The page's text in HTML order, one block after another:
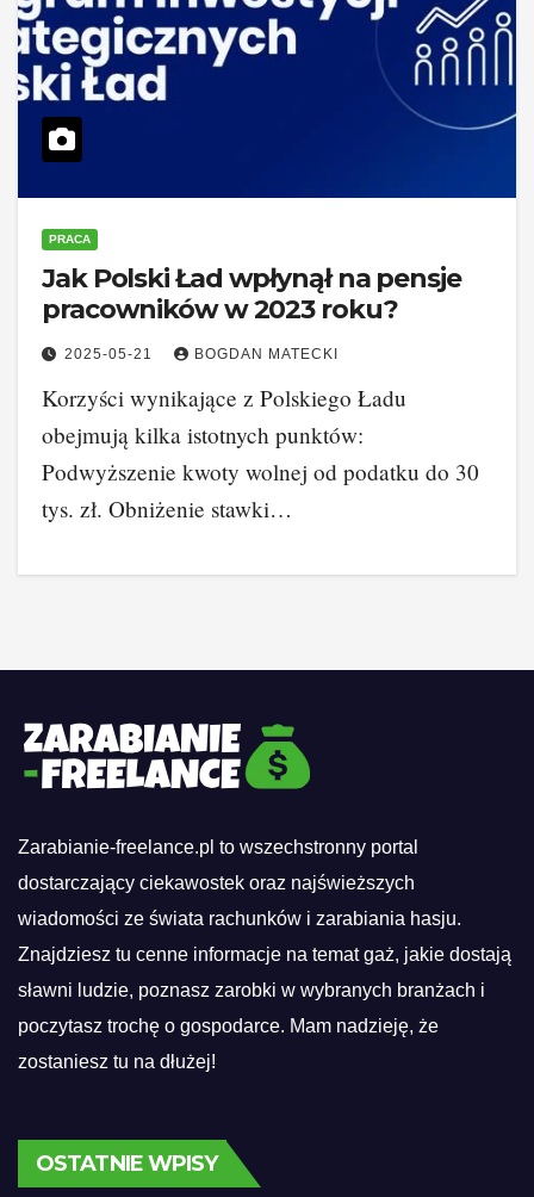
PRACA
Jak Polski Ład wpłynął na pensje
pracowników w 2023 roku?
2025-05-21 BOGDAN MATECKI
Korzyści wynikające z Polskiego Ładu
obejmują kilka istotnych punktów:
Podwyższenie kwoty wolnej od podatku do 30
tys. zł. Obniżenie stawki…
Zarabianie-freelance.pl to wszechstronny portal
dostarczający ciekawostek oraz najświeższych
wiadomości ze świata rachunków i zarabiania hasju.
Znajdziesz tu cenne informacje na temat gaż, jakie dostają
sławni ludzie, poznasz zarobki w wybranych branżach i
poczytasz trochę o gospodarce. Mam nadzieję, że
zostaniesz tu na dłużej!
OSTATNIE WPISY